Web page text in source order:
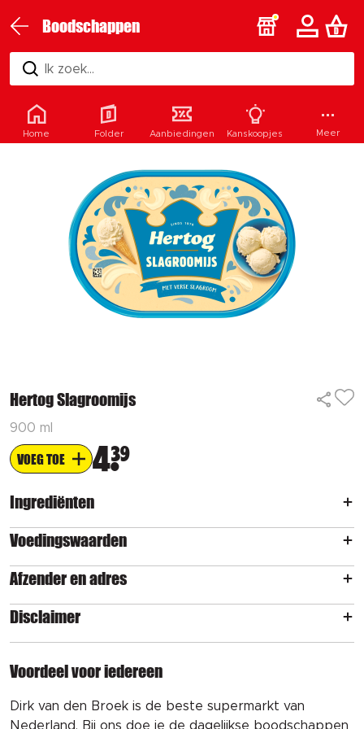
Boodschappen
Ik zoek...
Hertog Slagroomijs
900 ml
VOEG TOE 439
Ingrediënten
Voedingswaarden
Afzender en adres
Disclaimer
Voordeel voor iedereen
Dirk van den Broek is de beste supermarkt van
Nederland. Bij ons doe je de dagelijkse boodschappen
Home Folder Aanbiedingen Kanskoopjes Meer